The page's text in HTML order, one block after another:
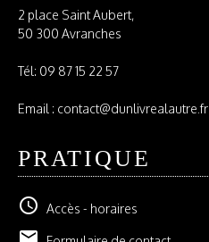
2 place Saint Aubert,
50 300 Avranches
Tél: 09 87 15 22 57
Email : contact@dunlivrealautre.fr
PRATIQUE
schedule Accès - horaires
email